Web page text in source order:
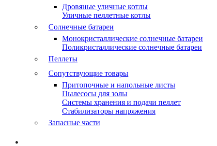
Дровяные уличные котлы
Уличные пеллетные котлы
Солнечные батареи
Монокристаллические солнечные батареи
Поликристаллические солнечные батареи
Пеллеты
Сопутствующие товары
Притопочные и напольные листы
Пылесосы для золы
Системы хранения и подачи пеллет
Стабилизаторы напряжения
Запасные части